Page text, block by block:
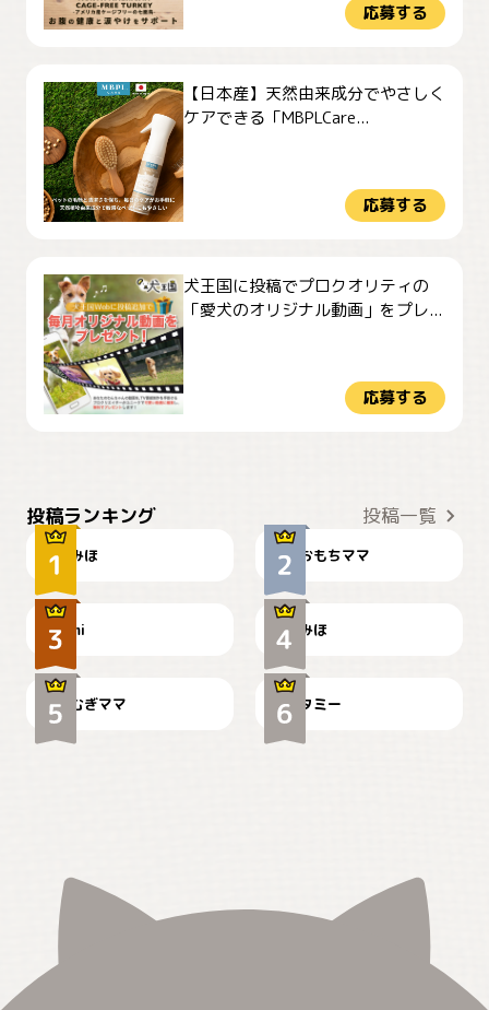
応募する
【日本産】天然由来成分でやさしく
ケアできる「MBPLCare...
応募する
犬王国に投稿でプロクオリティの
「愛犬のオリジナル動画」をプレ...
応募する
投稿ランキング 投稿一覧
みほ おもちママ
可愛い？
mi
見てるぞぉ
みほ
🌻とむぎ！
むぎママ
ドーベルマンのお友達邸に
て
タミー